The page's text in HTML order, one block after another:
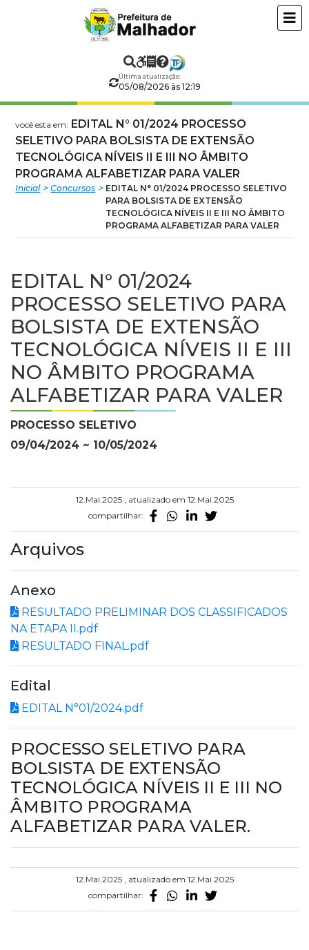
Prefeitura
Municipal
Malhador
Última atualização:
05/08/2026 às 12:19
você esta em: EDITAL N° 01/2024 PROCESSO
SELETIVO PARA BOLSISTA DE EXTENSÃO
TECNOLÓGICA NÍVEIS II E III NO ÂMBITO
PROGRAMA ALFABETIZAR PARA VALER
Inicial Concursos
EDITAL N° 01/2024 PROCESSO SELETIVO
PARA BOLSISTA DE EXTENSÃO
TECNOLÓGICA NÍVEIS II E III NO ÂMBITO
PROGRAMA ALFABETIZAR PARA VALER
EDITAL N° 01/2024
PROCESSO SELETIVO PARA
BOLSISTA DE EXTENSÃO
TECNOLÓGICA NÍVEIS II E III
NO ÂMBITO PROGRAMA
ALFABETIZAR PARA VALER
PROCESSO SELETIVO
09/04/2024 ~ 10/05/2024
12.Mai.2025 , atualizado em 12.Mai.2025
compartilhar:
Arquivos
Anexo
RESULTADO PRELIMINAR DOS CLASSIFICADOS
NA ETAPA II.pdf
RESULTADO FINAL.pdf
Edital
EDITAL N°01/2024.pdf
PROCESSO SELETIVO PARA
BOLSISTA DE EXTENSÃO
TECNOLÓGICA NÍVEIS II E III NO
ÂMBITO PROGRAMA
ALFABETIZAR PARA VALER.
12.Mai.2025 , atualizado em 12.Mai.2025
compartilhar: